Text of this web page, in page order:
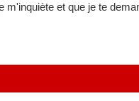
et que je te